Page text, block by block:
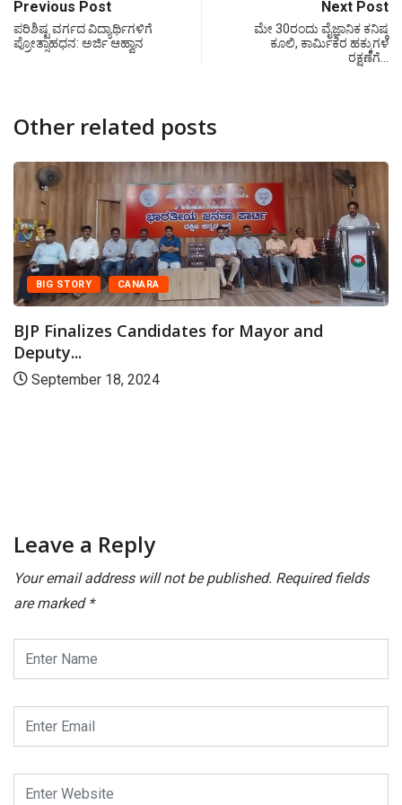
Previous Post
ಪರಿಶಿಷ್ಟ ವರ್ಗದ ವಿದ್ಯಾರ್ಥಿಗಳಿಗೆ
ಪ್ರೋತ್ಸಾಹಧನ: ಅರ್ಜಿ ಆಹ್ವಾನ
Next Post
ಮೇ 30ರಂದು ವೈಜ್ಞಾನಿಕ ಕನಿಷ್ಠ
ಕೂಲಿ, ಕಾರ್ಮಿಕರ ಹಕ್ಕುಗಳ
ರಕ್ಷಣೆಗೆ…
Other related posts
BIG STORY CANARA
BJP Finalizes Candidates for Mayor and
Deputy...
September 18, 2024
Leave a Reply
Your email address will not be published. Required fields
are marked *